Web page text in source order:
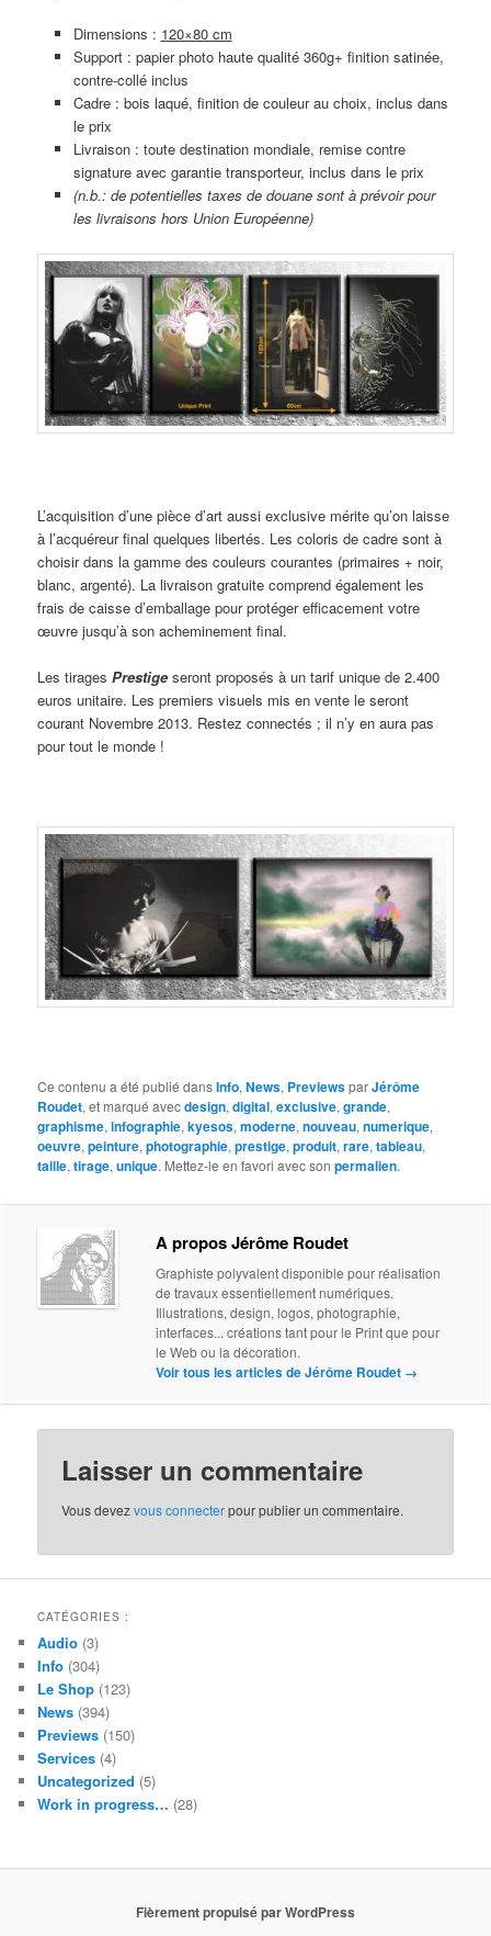
Dimensions : 120×80 cm
Support : papier photo haute qualité 360g+ finition satinée,
contre-collé inclus
Cadre : bois laqué, finition de couleur au choix, inclus dans
le prix
Livraison : toute destination mondiale, remise contre
signature avec garantie transporteur, inclus dans le prix
(n.b.: de potentielles taxes de douane sont à prévoir pour
les livraisons hors Union Européenne)
L’acquisition d’une pièce d’art aussi exclusive mérite qu’on laisse
à l’acquéreur final quelques libertés. Les coloris de cadre sont à
choisir dans la gamme des couleurs courantes (primaires + noir,
blanc, argenté). La livraison gratuite comprend également les
frais de caisse d’emballage pour protéger efficacement votre
œuvre jusqu’à son acheminement final.
Les tiragesPrestige seront proposés à un tarif unique de 2.400
euros unitaire. Les premiers visuels mis en vente le seront
courant Novembre 2013. Restez connectés ; il n’y en aura pas
pour tout le monde !
Ce contenu a été publié dansInfo,News, PreviewsparJérôme
Roudet, et marqué avecdesign,digital,exclusive,grande,
graphisme,infographie,kyesos,moderne,nouveau,numerique,
oeuvre,peinture,photographie,prestige,produit,rare,tableau,
taille,tirage,unique. Mettez-le en favori avec sonpermalien.
A propos Jérôme Roudet
Graphiste polyvalent disponible pour réalisation
de travaux essentiellement numériques.
Illustrations, design, logos, photographie,
interfaces... créations tant pour le Print que pour
le Web ou la décoration.
Voir tous les articles de Jérôme Roudet →
Laisser un commentaire
Vous devezvous connecterpour publier un commentaire.
CATÉGORIES :
Audio (3)
Info (304)
Le Shop (123)
News (394)
Previews (150)
Services (4)
Uncategorized (5)
Work in progress… (28)
Fièrement propulsé par WordPress